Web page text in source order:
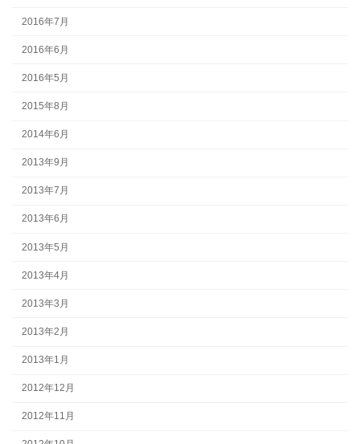
2016年7月
2016年6月
2016年5月
2015年8月
2014年6月
2013年9月
2013年7月
2013年6月
2013年5月
2013年4月
2013年3月
2013年2月
2013年1月
2012年12月
2012年11月